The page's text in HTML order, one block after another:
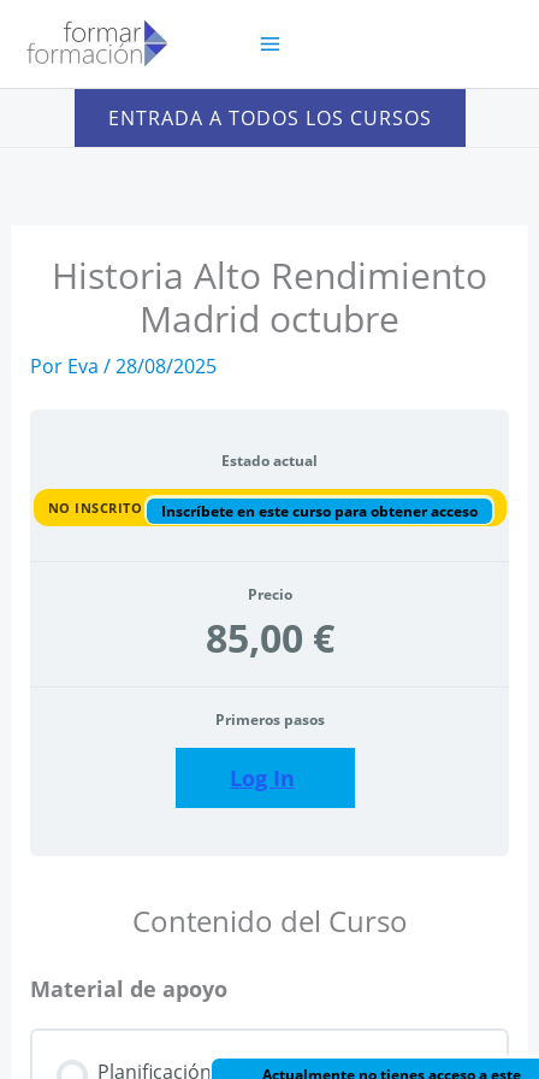
contenido
ENTRADA A TODOS LOS CURSOS
Historia Alto Rendimiento
Madrid octubre
Por Eva /28/08/2025
Estado actual
NO INSCRITO Inscríbete en este curso para obtener acceso
Precio
85,00 €
Primeros pasos
Log In
Contenido del Curso
Material de apoyo
Planificación